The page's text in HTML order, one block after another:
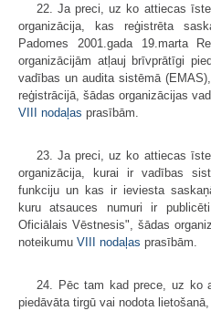
22. Ja preci, uz ko attiecas
organizācija, kas reģistrēta
Padomes 2001.gada 19.marta
organizācijām atļauj brīvprātīgi
vadības un audita sistēmā
reģistrācijā, šādas organizācijas
VIII nodaļas prasībām.
23. Ja preci, uz ko attiecas
organizācija, kurai ir vadības
funkciju un kas ir ieviesta
kuru atsauces numuri ir
Oficiālais Vēstnesis", šādas
noteikumu VIII nodaļas prasībām.
24. Pēc tam kad prece, uz ko
piedāvāta tirgū vai nodota